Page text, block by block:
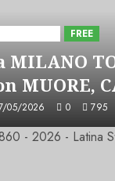
FREE
MILANO
MUORE,
05/2026 0 795